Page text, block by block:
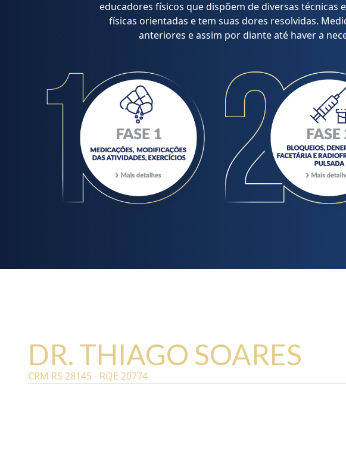
educadores físicos que dispõem de diversas
físicas orientadas e tem suas dores resolvidas.
anteriores e assim por diante até haver a
DR. THIAGO SOARES
CRM RS 28145 - RQE 20774